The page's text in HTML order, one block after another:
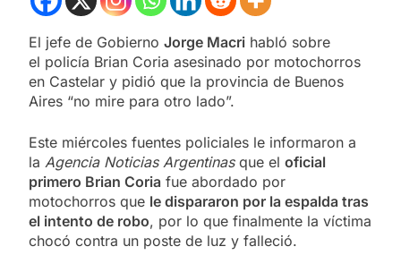
El jefe de Gobierno Jorge Macri habló sobre
el policía Brian Coria asesinado por motochorros
en Castelar y pidió que la provincia de Buenos
Aires “no mire para otro lado”.
Este miércoles fuentes policiales le informaron a
la Agencia Noticias Argentinasque el oficial
primero Brian Coria fue abordado por
motochorros que le dispararon por la espalda tras
el intento de robo, por lo que finalmente la víctima
chocó contra un poste de luz y falleció.